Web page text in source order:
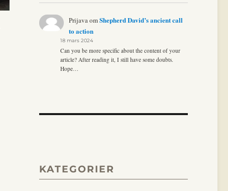
PrijavaomShepherd David’s ancient call
to action
18 mars 2024
Can you be more specific about the content of your
article? After reading it, I still have some doubts.
Hope…
KATEGORIER